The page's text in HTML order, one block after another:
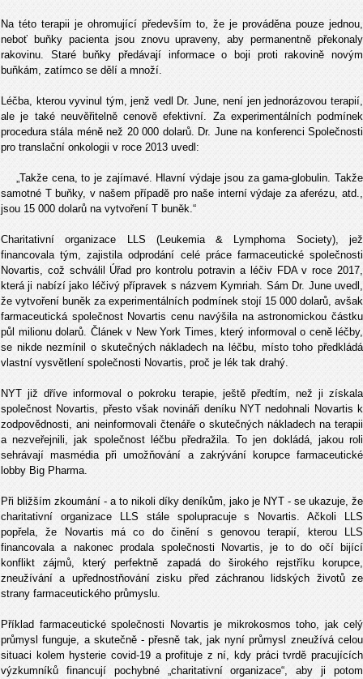
Na této terapii je ohromující především to, že je prováděna pouze jednou,
neboť buňky pacienta jsou znovu upraveny, aby permanentně překonaly
rakovinu. Staré buňky předávají informace o boji proti rakovině novým
buňkám, zatímco se dělí a množí.
Léčba, kterou vyvinul tým, jenž vedl Dr. June, není jen jednorázovou terapií,
ale je také neuvěřitelně cenově efektivní. Za experimentálních podmínek
procedura stála méně než 20 000 dolarů. Dr. June na konferenci Společnosti
pro translační onkologii v roce 2013 uvedl:
„Takže cena, to je zajímavé. Hlavní výdaje jsou za gama-globulin. Takže
samotné T buňky, v našem případě pro naše interní výdaje za aferézu, atd.,
jsou 15 000 dolarů na vytvoření T buněk.“
Charitativní organizace LLS (Leukemia & Lymphoma Society), jež
financovala tým, zajistila odprodání celé práce farmaceutické společnosti
Novartis, což schválil Úřad pro kontrolu potravin a léčiv FDA v roce 2017,
která ji nabízí jako léčivý přípravek s názvem Kymriah. Sám Dr. June uvedl,
že vytvoření buněk za experimentálních podmínek stojí 15 000 dolarů, avšak
farmaceutická společnost Novartis cenu navýšila na astronomickou částku
půl milionu dolarů. Článek v New York Times, který informoval o ceně léčby,
se nikde nezmínil o skutečných nákladech na léčbu, místo toho předkládá
vlastní vysvětlení společnosti Novartis, proč je lék tak drahý.
NYT již dříve informoval o pokroku terapie, ještě předtím, než ji získala
společnost Novartis, přesto však novináři deníku NYT nedohnali Novartis k
zodpovědnosti, ani neinformovali čtenáře o skutečných nákladech na terapii
a nezveřejnili, jak společnost léčbu předražila. To jen dokládá, jakou roli
sehrávají masmédia při umožňování a zakrývání korupce farmaceutické
lobby Big Pharma.
Při bližším zkoumání - a to nikoli díky deníkům, jako je NYT - se ukazuje, že
charitativní organizace LLS stále spolupracuje s Novartis. Ačkoli LLS
popřela, že Novartis má co do činění s genovou terapií, kterou LLS
financovala a nakonec prodala společnosti Novartis, je to do očí bijící
konflikt zájmů, který perfektně zapadá do širokého rejstříku korupce,
zneužívání a upřednostňování zisku před záchranou lidských životů ze
strany farmaceutického průmyslu.
Příklad farmaceutické společnosti Novartis je mikrokosmos toho, jak celý
průmysl funguje, a skutečně - přesně tak, jak nyní průmysl zneužívá celou
situaci kolem hysterie covid-19 a profituje z ní, kdy práci tvrdě pracujících
výzkumníků financují pochybné „charitativní organizace“, aby ji potom